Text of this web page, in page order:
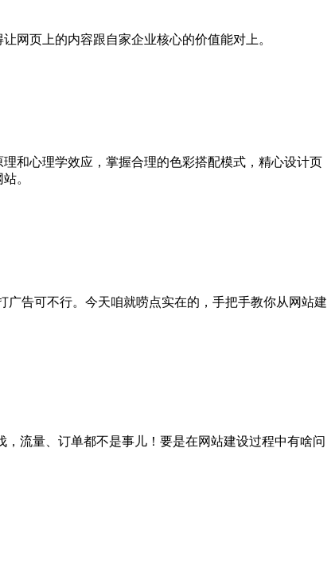
网页上的内容跟自家企业核心的价值能对上。
和心理学效应，掌握合理的色彩搭配模式，精心设计页
。
告可不行。今天咱就唠点实在的，手把手教你从网站建
流量、订单都不是事儿！要是在网站建设过程中有啥问